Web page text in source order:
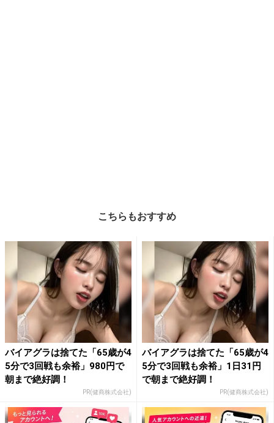
こちらもおすすめ
バイアグラは捨てた「65歳が4
5分で3回戦も余裕」980円で
朝まで絶好調！
PR(健商株式会社)
バイアグラは捨てた「65歳が4
5分で3回戦も余裕」1日31円
で朝まで絶好調！
PR(健商株式会社)